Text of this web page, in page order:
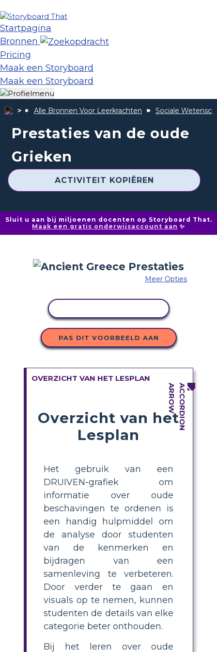
Startpagina
Bronnen
Pricing
Maak een Storyboard
Maak een Storyboard
Alle Bronnen Voor Leerkrachten Sociale
Prestaties van de oude
Grieken
ACTIVITEIT KOPIËREN
Sluit u aan bij miljoenen docenten op Storyboard That.
Maak een gratis onderwijsaccount aan ✨
Meer Opties
PAS DIT VOORBEELD AAN
OVERZICHT VAN HET LESPLAN
Overzicht van het
Lesplan
Het gebruik van een
DRUIVEN-grafiek om
informatie over oude
beschavingen te ordenen is
een handig hulpmiddel om
de analyse door studenten
van de kenmerken en
bijdragen van een
samenleving te verbeteren.
Door verder te gaan en
visuals op te nemen, kunnen
studenten de details van elke
categorie beter onthouden.
Bij het leren over oude